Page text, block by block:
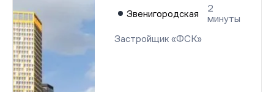
Звенигородская
2
минуты
Застройщик «ФСК»